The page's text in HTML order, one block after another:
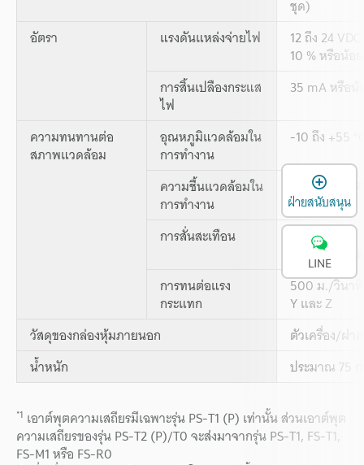
ชุด)
อัตรา
แรงดันแหล่งจ่ายไฟ 12 ถึง 24
10 % หรือน้อ
การสิ้นเปลืองกระแส
ไฟ
35 mA หรือน้
ความทนทานต่อ
สภาพแวดล้อม
อุณหภูมิแวดล้อมใน
การทำงาน
-10 ถึง +55
ความชื้นแวดล้อมใน
การทำงาน
35 ถึง 85
การสั่นสะเทือน 10 ถึง 55
2 ชั่วโมง ใ
การทนต่อแรง
กระแทก
500 ม./วินาที
Y และ Z
วัสดุของกล่องหุ้มภายนอก
ตัวเครื่อง/ฝา
น้ำหนัก
ประมาณ 75
*1 เอาต์พุตความเสถียรมีเฉพาะรุ่น PS-T1 (P) เท่านั้น ส่วนเอาต์พุต
ความเสถียรของรุ่น PS-T2 (P)/T0 จะส่งมาจากรุ่น PS-T1, FS-T1,
FS-M1 หรือ FS-R0
ฝ่ายสนับสนุน
LINE